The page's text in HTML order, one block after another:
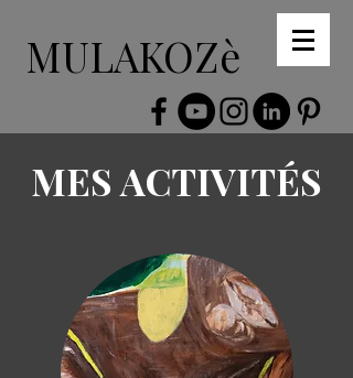
MULAKOZè
MES ACTIVITÉS